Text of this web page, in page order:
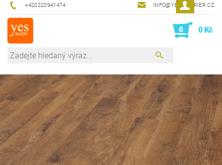
+420220941474 INFO@YESINTERIER.CZ
0 0 Kč